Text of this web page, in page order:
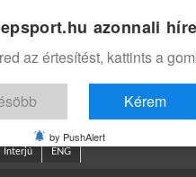
Interjú ENG
azonnali
az értesítést, kattints a
Kérem
by PushAlert